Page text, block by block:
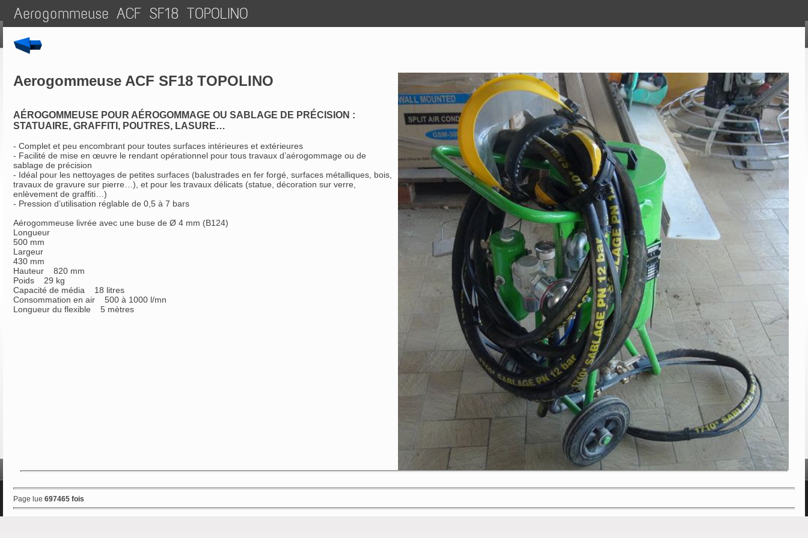
Aerogommeuse ACF SF18 TOPOLINO
Aerogommeuse ACF SF18 TOPOLINO
AÉROGOMMEUSE POUR AÉROGOMMAGE OU SABLAGE DE PRÉCISION :
STATUAIRE, GRAFFITI, POUTRES, LASURE…
- Complet et peu encombrant pour toutes surfaces intérieures et extérieures
- Facilité de mise en œuvre le rendant opérationnel pour tous travaux d’aérogommage ou de
sablage de précision
- Idéal pour les nettoyages de petites surfaces (balustrades en fer forgé, surfaces métalliques, bois,
travaux de gravure sur pierre…), et pour les travaux délicats (statue, décoration sur verre,
enlèvement de graffiti…)
- Pression d’utilisation réglable de 0,5 à 7 bars
Aérogommeuse livrée avec une buse de Ø 4 mm (B124)
Longueur
500 mm
Largeur
430 mm
Hauteur 820 mm
Poids 29 kg
Capacité de média 18 litres
Consommation en air 500 à 1000 l/mn
Longueur du flexible 5 mètres
Page lue 697465 fois